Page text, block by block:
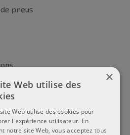
pneus
×
Web utilise des
Web utilise des cookies pour
l'expérience utilisateur. En
notre site Web, vous acceptez tous